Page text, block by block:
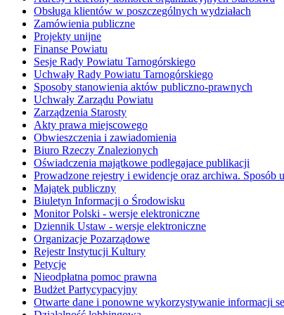
Obsługa klientów w poszczególnych wydziałach
Zamówienia publiczne
Projekty unijne
Finanse Powiatu
Sesje Rady Powiatu Tarnogórskiego
Uchwały Rady Powiatu Tarnogórskiego
Sposoby stanowienia aktów publiczno-prawnych
Uchwały Zarządu Powiatu
Zarządzenia Starosty
Akty prawa miejscowego
Obwieszczenia i zawiadomienia
Biuro Rzeczy Znalezionych
Oświadczenia majątkowe podlegajace publikacji
Prowadzone rejestry i ewidencje oraz archiwa.
Majątek publiczny
Biuletyn Informacji o Środowisku
Monitor Polski - wersje elektroniczne
Dziennik Ustaw - wersje elektroniczne
Organizacje Pozarządowe
Rejestr Instytucji Kultury
Petycje
Nieodpłatna pomoc prawna
Budżet Partycypacyjny
Otwarte dane i ponowne wykorzystywanie informacji